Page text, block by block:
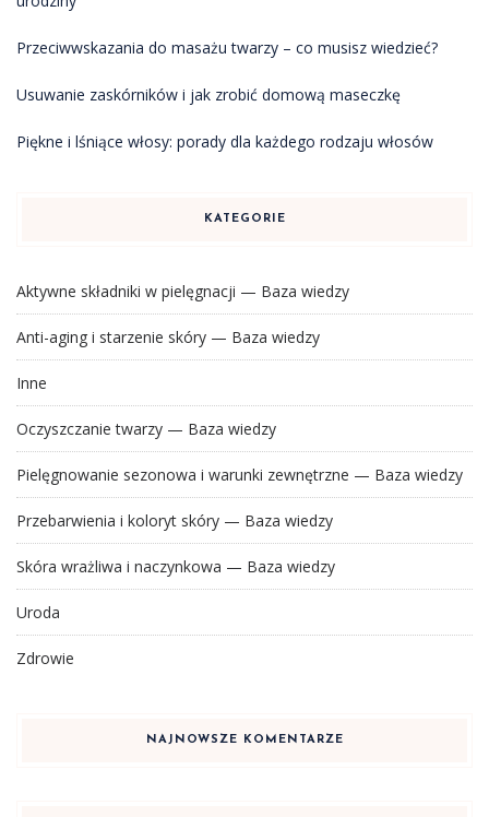
Przeciwwskazania do masażu twarzy – co musisz wiedzieć?
Usuwanie zaskórników i jak zrobić domową maseczkę
Piękne i lśniące włosy: porady dla każdego rodzaju włosów
KATEGORIE
Aktywne składniki w pielęgnacji — Baza wiedzy
Anti-aging i starzenie skóry — Baza wiedzy
Inne
Oczyszczanie twarzy — Baza wiedzy
Pielęgnowanie sezonowa i warunki zewnętrzne — Baza wiedzy
Przebarwienia i koloryt skóry — Baza wiedzy
Skóra wrażliwa i naczynkowa — Baza wiedzy
Uroda
Zdrowie
NAJNOWSZE KOMENTARZE